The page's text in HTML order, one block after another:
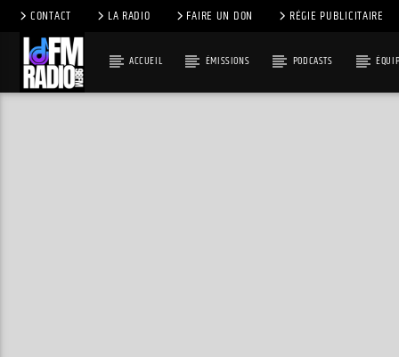
CONTACT LA RADIO FAIRE UN DON RÉGIE PUBLICITAIRE
ACCUEIL ÉMISSIONS PODCASTS